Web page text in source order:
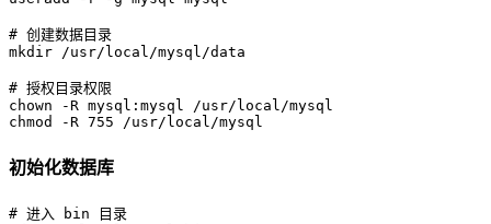
# 创建数据目录
# 授权目录权限
chown -R mysql:mysql /usr/local/mysql
chmod -R 755 /usr/local/mysql
初始化数据库
# 进入 bin 目录